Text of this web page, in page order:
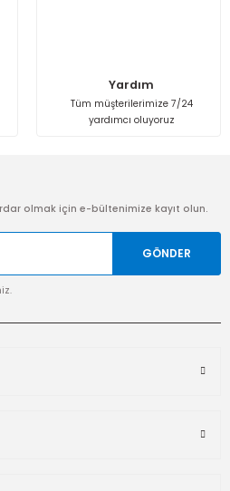
Yardım
Tüm müşterilerimize 7/24
yardımcı oluyoruz
olmak için e-bültenimize kayıt olun.
GÖNDER